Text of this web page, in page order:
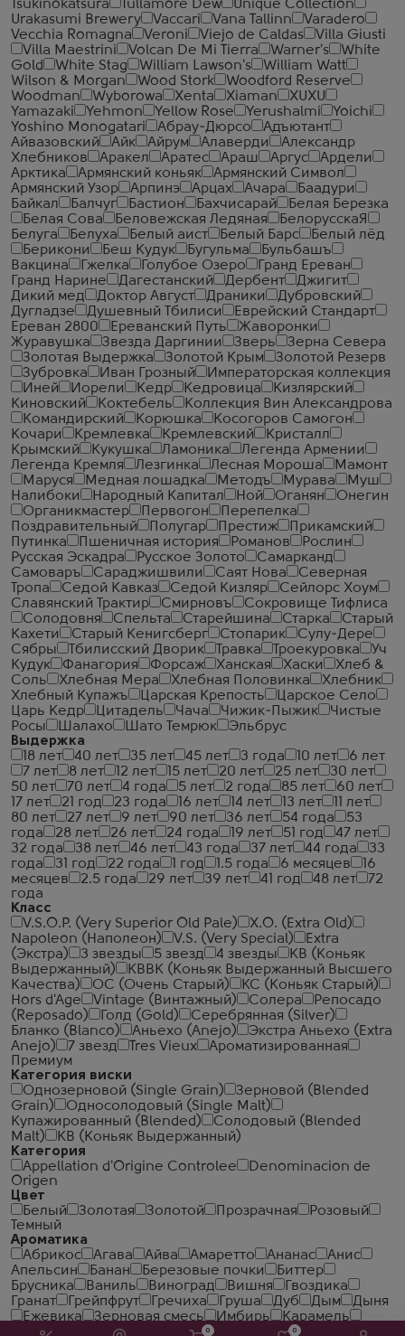
0 0
Tsukinokatsura
Tullamore Dew
Unique Collection
Urakasumi Brewery
Vaccari Vana Tallinn
Varadero
Vecchia Romagna
Veroni Viejo de Caldas
Villa Giusti
Villa Maestrini
Volcan De Mi Tierra Warner's
White
Gold
White Stag William Lawson's
William Watt
Wilson & Morgan
Wood Stork
Woodford Reserve
Woodman
Wyborowa Xenta Xiaman
XUXU
Yamazaki
Yehmon Yellow Rose Yerushalmi
Yoichi
Yoshino Monogatari
Абрау-Дюрсо
Адъютант
Айвазовский
Айк Айрум Алаверди
Александр
Хлебников
Аракел Аратес Араш Аргус
Ардели
Арктика
Армянский коньяк
Армянский Символ
Армянский Узор
Арпинэ Арцах Ачара
Баадури
Байкал
Балчуг Бастион Бахчисарай
Белая Березка
Белая Сова
Беловежская Ледяная
БелорусскаЯ
Белуга
Белуха Белый аист Белый Барс
Белый лёд
Берикони
Беш Кудук Бугульма
Бульбашъ
Вакцина
Гжелка Голубое Озеро
Гранд Ереван
Гранд Нарине
Дагестанский Дербент
Джигит
Дикий мед
Доктор Август Драники
Дубровский
Дугладзе
Душевный Тбилиси
Еврейский Стандарт
Ереван 2800
Ереванский Путь
Жаворонки
Журавушка
Звезда Даргинии Зверь
Зерна Севера
Золотая Выдержка
Золотой Крым
Золотой Резерв
Зубровка
Иван Грозный
Императорская коллекция
Иней
Иорели Кедр Кедровица
Кизлярский
Киновский
Коктебель
Коллекция Вин Александрова
Командирский
Корюшка
Косогоров Самогон
Кочари
Кремлевка Кремлевский
Кристалл
Крымский
Кукушка Ламоника
Легенда Армении
Легенда Кремля
Лезгинка Лесная Мороша
Мамонт
Маруся
Медная лошадка Методъ Мурава
Муш
Налибоки
Народный Капитал Ной Оганян
Онегин
Органикмастер
Первогон
Перепелка
Поздравительный
Полугар Престиж
Прикамский
Путинка
Пшеничная история Романов
Рослин
Русская Эскадра
Русское Золото
Самарканд
Самоваръ
Сараджишвили Саят Нова
Северная
Тропа
Седой Кавказ Седой Кизляр
Сейлорс Хоум
Славянский Трактир
Смирновъ
Сокровище Тифлиса
Солодовня
Спельта Старейшина Старка
Старый
Кахети
Старый Кенигсберг Стопарик
Сулу-Дере
Сябры
Тбилисский Дворик Травка Троекуровка
Уч
Кудук
Фанагория Форсаж Ханская Хаски
Хлеб &
Соль
Хлебная Мера Хлебная Половинка
Хлебник
Хлебный Купажъ
Царская Крепость
Царское Село
Царь Кедр
Цитадель Чача Чижик-Пыжик
Чистые
Росы
Шалахо Шато Темрюк
Эльбрус
Выдержка
18 лет
40 лет 35 лет 45 лет 3 года 10 лет
6 лет
7 лет
8 лет 12 лет 15 лет 20 лет 25 лет
30 лет
50 лет
70 лет 4 года 5 лет 2 года 85 лет
60 лет
17 лет
21 год 23 года 16 лет 14 лет 13 лет
11 лет
80 лет
27 лет 9 лет 90 лет 36 лет 54 года
53
года
28 лет 26 лет 24 года 19 лет 51 год
47 лет
32 года
38 лет 46 лет 43 года 37 лет 44 года
33
года
31 год 22 года 1 год 1.5 года 6 месяцев
16
месяцев
2.5 года 29 лет 39 лет 41 год 48 лет
72
года
Класс
V.S.O.P. (Very Superior Old Pale)
X.O. (Extra Old)
Napoleon (Наполеон)
V.S. (Very Special)
Extra
(Экстра)
3 звезды 5 звезд 4 звезды
КВ (Коньяк
Выдержанный)
КВВК (Коньяк Выдержанный Высшего
Качества)
ОС (Очень Старый)
КС (Коньяк Старый)
Hors d'Age
Vintage (Винтажный) Солера
Репосадо
(Reposado)
Голд (Gold)
Серебрянная (Silver)
Бланко (Blanco)
Аньехо (Anejo)
Экстра Аньехо (Extra
Anejo)
7 звезд Tres Vieux
Ароматизированная
Премиум
Категория виски
Однозерновой (Single Grain)
Зерновой (Blended
Grain)
Односолодовый (Single Malt)
Купажированный (Blended)
Солодовый (Blended
Malt)
КВ (Коньяк Выдержанный)
Категория
Appellation d'Origine Controlee
Denominacion de
Origen
Цвет
Белый
Золотая Золотой Прозрачная
Розовый
Темный
Ароматика
Абрикос
Агава Айва Амаретто Ананас
Анис
Апельсин
Банан Березовые почки
Биттер
Брусника
Ваниль Виноград Вишня
Гвоздика
Гранат
Грейпфрут Гречиха Груша Дуб Дым
Дыня
Ежевика
Зерновая смесь Имбирь
Карамель
Кардамон
Кизил Клубника Кокос